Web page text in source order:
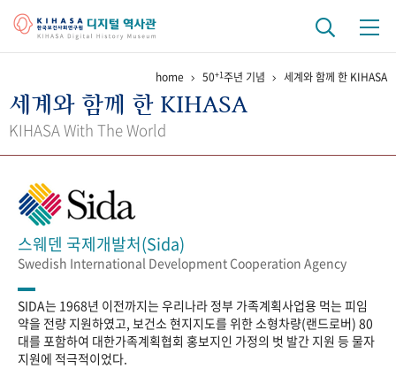
걸어온 길 기관 변천사 역대 기관장
정책과 연구 키워드로 보는 연구 역사
간행물 변천사
기록물 아카이브
사진 아카이브 문서 기록물 행정박물 영상 기록물
home 50+1주년 기념 세계와 함께 한 KIHASA
세계와 함께 한 KIHASA
KIHASA With The World
스웨덴 국제개발처(Sida)
Swedish International Development Cooperation Agency
SIDA는 1968년 이전까지는 우리나라 정부 가족계획사업용 먹는 피임
약을 전량 지원하였고, 보건소 현지지도를 위한 소형차량(랜드로버) 80
대를 포함하여 대한가족계획협회 홍보지인 가정의 벗 발간 지원 등 물자
지원에 적극적이었다.